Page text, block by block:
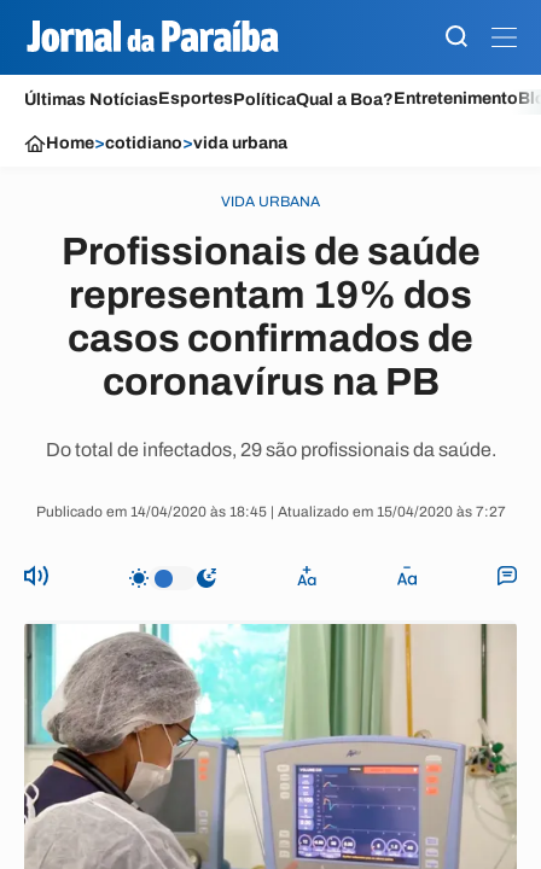
Últimas NotíciasEsportesPolíticaQual a Boa?Entretenimento
Home>cotidiano>vida urbana
VIDA URBANA
Profissionais de saúde
representam 19% dos
casos confirmados de
coronavírus na PB
Do total de infectados, 29 são profissionais da saúde.
Publicado em 14/04/2020 às 18:45 | Atualizado em 15/04/2020 às 7:27